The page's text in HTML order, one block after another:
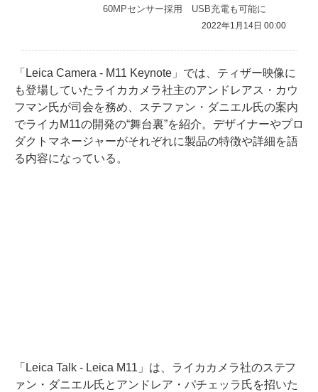
60MPセンサー採用 USB充電も可能に
2022年1月14日 00:00
「Leica Camera - M11 Keynote」では、ティザー映像に
も登場していたライカカメラ社主のアンドレアス・カウ
フマン氏が司会を務め、ステファン・ダニエル氏の案内
でライカM11の開発の“舞台裏”を紹介。デザイナーやプロ
ダクトマネージャーがそれぞれに製品の特徴や詳細を語
る内容になっている。
「Leica Talk - Leica M11」は、ライカカメラ社のステフ
ァン・ダニエル氏とアンドレア・パチェッラ氏を招いた